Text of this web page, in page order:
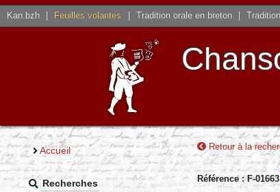
Kan.bzh Feuilles volantes Tradition orale en breton
Accueil
Recherches
Retour à la
Référence : F-01663